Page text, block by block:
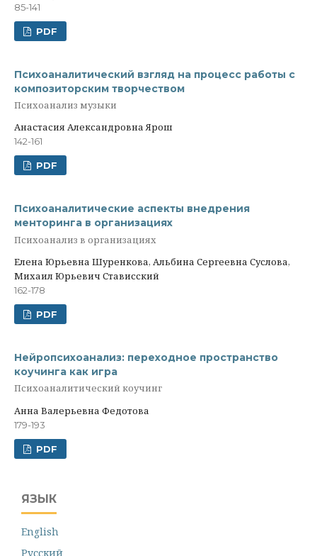
85-141
PDF
Психоаналитический взгляд на процесс работы с
композиторским творчеством
Психоанализ музыки
Анастасия Александровна Ярош
142-161
PDF
Психоаналитические аспекты внедрения
менторинга в организациях
Психоанализ в организациях
Елена Юрьевна Шуренкова, Альбина Сергеевна Суслова,
Михаил Юрьевич Стависский
162-178
PDF
Нейропсихоанализ: переходное пространство
коучинга как игра
Психоаналитический коучинг
Анна Валерьевна Федотова
179-193
PDF
ЯЗЫК
English
Русский